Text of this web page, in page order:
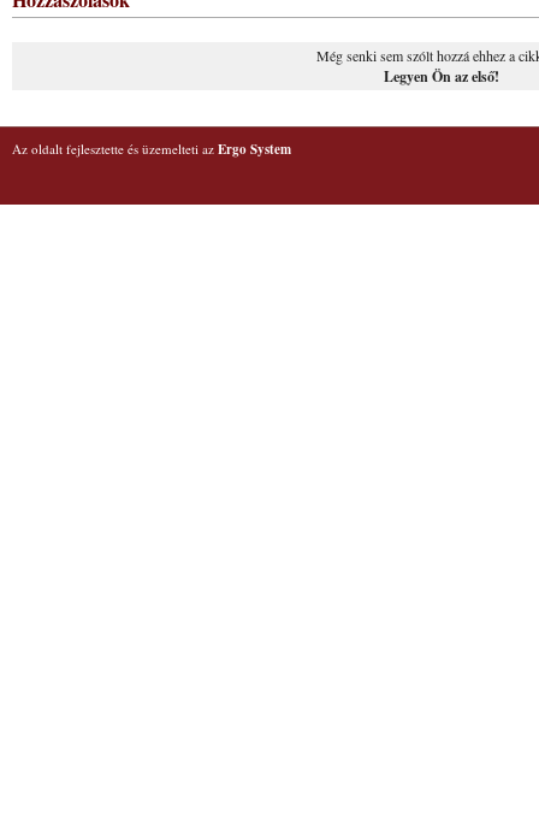
Még senki sem szólt hozzá ehhez a
Legyen Ön az első!
Az oldalt fejlesztette és üzemelteti az Ergo System